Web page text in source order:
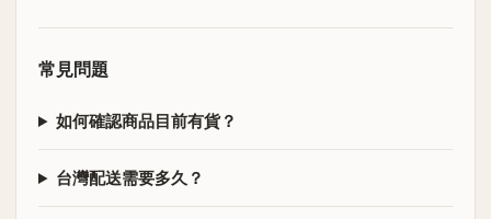
常見問題
如何確認商品目前有貨？
台灣配送需要多久？